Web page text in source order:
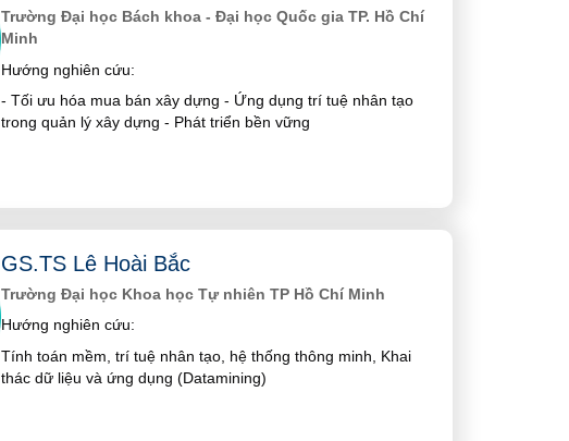
Trường Đại học Bách khoa - Đại học Quốc gia TP. Hồ Chí
Minh
Hướng nghiên cứu:
- Tối ưu hóa mua bán xây dựng - Ứng dụng trí tuệ nhân tạo
trong quản lý xây dựng - Phát triển bền vững
GS.TS Lê Hoài Bắc
Trường Đại học Khoa học Tự nhiên TP Hồ Chí Minh
Hướng nghiên cứu:
Tính toán mềm, trí tuệ nhân tạo, hệ thống thông minh, Khai
thác dữ liệu và ứng dụng (Datamining)